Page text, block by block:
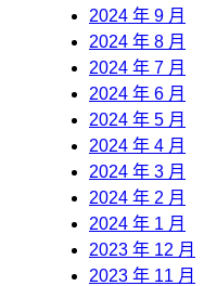
2024 年 9 月
2024 年 8 月
2024 年 7 月
2024 年 6 月
2024 年 5 月
2024 年 4 月
2024 年 3 月
2024 年 2 月
2024 年 1 月
2023 年 12 月
2023 年 11 月